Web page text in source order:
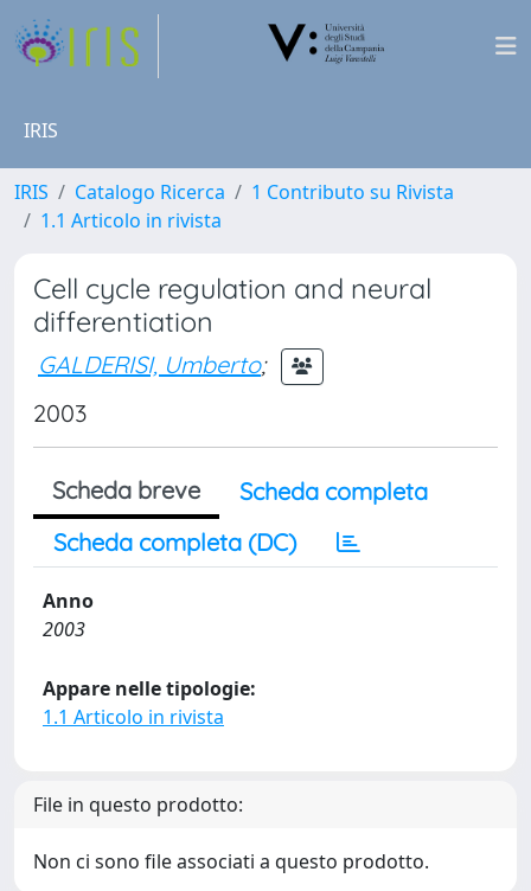
IRIS
IRIS Catalogo Ricerca
1 Contributo su Rivista
1.1 Articolo in rivista
Cell cycle regulation and neural
differentiation
GALDERISI, Umberto;
2003
Scheda breve
Scheda completa
Scheda completa (DC)
Anno
2003
Appare nelle tipologie:
1.1 Articolo in rivista
File in questo prodotto:
Non ci sono file associati a questo prodotto.